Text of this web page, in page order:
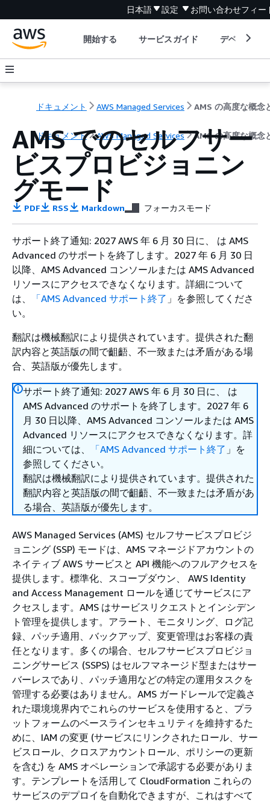
日本語 設定 お問い合わせフィー
開始する サービスガイド デベロッパ
ドキュメント AWS Managed Services
ドキュメント AWS Managed Services AMS の高度な概念
AMS でのセルフサー
ビスプロビジョニン
グモード
PDF RSS Markdown フォーカスモード
サポート終了通知: 2027 AWS 年 6 月 30 日に、 は AMS
Advanced のサポートを終了します。2027 年 6 月 30 日
以降、AMS Advanced コンソールまたは AMS Advanced
リソースにアクセスできなくなります。詳細について
は、
「AMS Advanced サポート終了 」を参照してくださ
い。
翻訳は機械翻訳により提供されています。提供された翻
訳内容と英語版の間で齟齬、不一致または矛盾がある場
合、英語版が優先します。
サポート終了通知: 2027 AWS 年 6 月 30 日に、 は
AMS Advanced のサポートを終了します。2027 年 6
月 30 日以降、AMS Advanced コンソールまたは AMS
Advanced リソースにアクセスできなくなります。詳
細については、
「AMS Advanced サポート終了 」を
参照してください。
翻訳は機械翻訳により提供されています。提供された
翻訳内容と英語版の間で齟齬、不一致または矛盾があ
る場合、英語版が優先します。
AWS Managed Services (AMS) セルフサービスプロビジ
ョニング (SSP) モードは、AMS マネージドアカウントの
ネイティブ AWS サービスと API 機能へのフルアクセスを
提供します。標準化、スコープダウン、 AWS Identity
and Access Management ロールを通じてサービスにア
クセスします。AMS はサービスリクエストとインシデン
ト管理を提供します。アラート、モニタリング、ログ記
録、パッチ適用、バックアップ、変更管理はお客様の責
任となります。多くの場合、セルフサービスプロビジョ
ニングサービス (SSPS) はセルフマネージド型またはサー
バーレスであり、パッチ適用などの特定の運用タスクを
管理する必要はありません。AMS ガードレールで定義さ
れた環境境界内でこれらのサービスを使用すると、プラ
ットフォームのベースラインセキュリティを維持するた
めに、IAM の変更 (サービスにリンクされたロール、サー
ビスロール、クロスアカウントロール、ポリシーの更新
を含む) を AMS オペレーションで承認する必要がありま
す。テンプレートを活用して CloudFormation これらの
サービスのデプロイを自動化できますが、これはすべて